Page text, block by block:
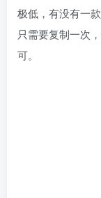
极低，有没有一
只需要复制一次
可。